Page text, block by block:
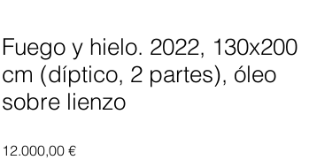
Fuego y hielo. 2022, 130x200
cm (díptico, 2 partes), óleo
sobre lienzo
12.000,00 €Precio